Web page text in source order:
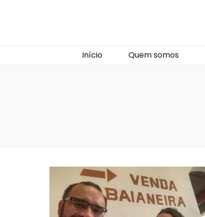
Início Quem somos